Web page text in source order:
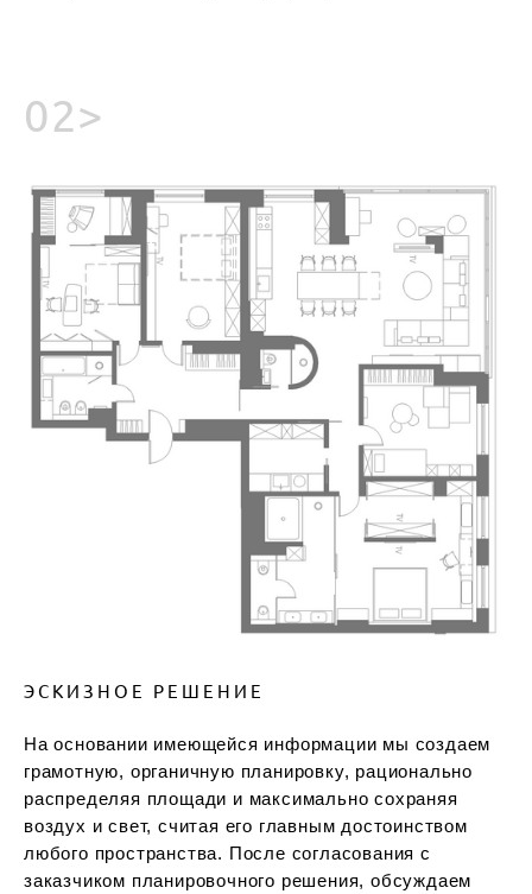
02>
ЭСКИЗНОЕ РЕШЕНИЕ
На основании имеющейся информации мы создаем
грамотную, органичную планировку, рационально
распределяя площади и максимально сохраняя
воздух и свет, считая его главным достоинством
любого пространства. После согласования с
заказчиком планировочного решения, обсуждаем